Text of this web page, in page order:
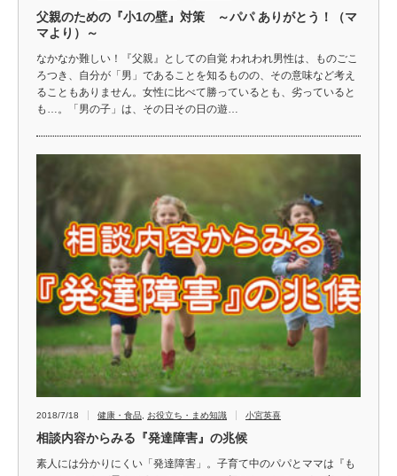
父親のための『小1の壁』対策 ～パパ ありがとう！（マ
マより）～
なかなか難しい！『父親』としての自覚 われわれ男性は、ものごこ
ろつき、自分が「男」であることを知るものの、その意味など考え
ることもありません。女性に比べて勝っているとも、劣っていると
も…。「男の子」は、その日その日の遊…
2018/7/18 健康・食品 お役立ち・まめ知識 小宮英喜
相談内容からみる『発達障害』の兆候
素人には分かりにくい「発達障害」。子育て中のパパとママは『も